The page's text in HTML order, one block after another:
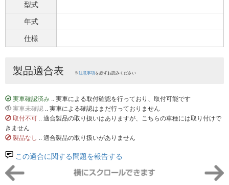
型式
年式
仕様
製品適合表 ※注意事項を必ずお読みください
実車確認済み .. 実車による取付確認を行っており、取付可能です
実車未確認 .. 実車による確認はまだ行っておりません
取付不可 .. 適合製品の取り扱いはありますが、こちらの車種には取り付けで
きません
製品なし .. 適合製品の取り扱いがありません
この適合に関する問題を報告する